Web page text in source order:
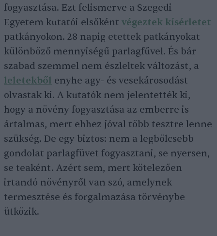
fogyasztása. Ezt felismerve a Szegedi
Egyetem kutatói elsőként végeztek kísérletet
patkányokon. 28 napig etettek patkányokat
különböző mennyiségű parlagfűvel. És bár
szabad szemmel nem észleltek változást, a
leletekből enyhe agy- és vesekárosodást
olvastak ki. A kutatók nem jelentették ki,
hogy a növény fogyasztása az emberre is
ártalmas, mert ehhez jóval több tesztre lenne
szükség. De egy biztos: nem a legbölcsebb
gondolat parlagfüvet fogyasztani, se nyersen,
se teaként. Azért sem, mert kötelezően
irtandó növényről van szó, amelynek
termesztése és forgalmazása törvénybe
ütközik.